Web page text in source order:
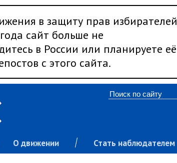
в защиту прав избирателей
сайт больше не
в России или планируете её
с этого сайта.
О движении Стать наблюдателем